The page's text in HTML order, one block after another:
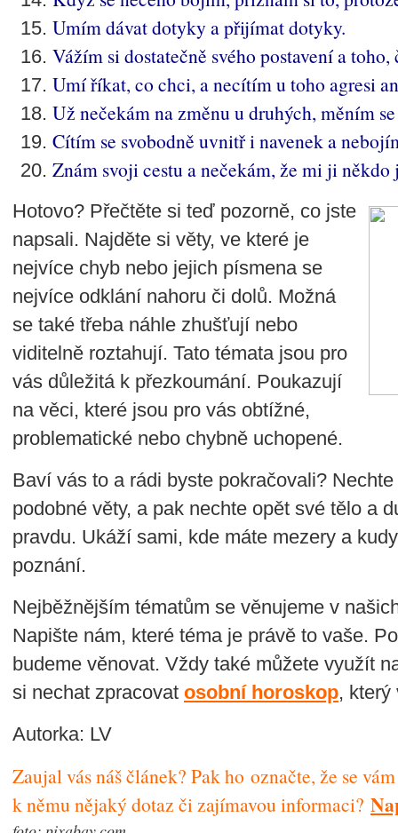
Umím dávat dotyky a přijímat dotyky.
Vážím si dostatečně svého postavení a
Umí říkat, co chci, a necítím u toho agresi
Už nečekám na změnu u druhých, měním
Cítím se svobodně uvnitř i navenek a
Znám svoji cestu a nečekám, že mi ji
Hotovo? Přečtěte si teď pozorně, co jste
napsali. Najděte si věty, ve které je
nejvíce chyb nebo jejich písmena se
nejvíce odklání nahoru či dolů. Možná
se také třeba náhle zhušťují nebo
viditelně roztahují. Tato témata jsou pro
vás důležitá k přezkoumání. Poukazují
na věci, které jsou pro vás obtížné,
problematické nebo chybně uchopené.
Baví vás to a rádi byste pokračovali?
podobné věty, a pak nechte opět své tělo a
pravdu. Ukáží sami, kde máte mezery a
poznání.
Nejběžnějším tématům se věnujeme v
Napište nám, které téma je právě to vaše.
budeme věnovat. Vždy také můžete využít
si nechat zpracovat osobní horoskop, který
Autorka: LV
Zaujal vás náš článek? Pak ho označte, že se
k němu nějaký dotaz či zajímavou informaci?